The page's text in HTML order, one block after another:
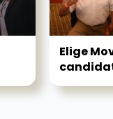
Elige